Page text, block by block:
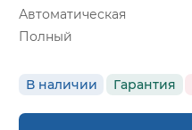
Автоматическая
Полный
В наличии Гарантия